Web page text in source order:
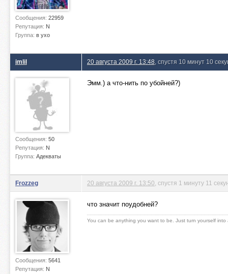
Сообщения: 22959
Репутация: N
Группа: в ухо
imlil
Сообщения: 50
Репутация: N
Группа: Адекваты
20 августа 2009 г. 13:48 , спустя 10 минут 10
Эмм.) а что-нить по убойней?)
Frozzeg
Сообщения: 5641
Репутация: N
20 августа 2009 г. 13:50 , спустя 1 минуту 11
что значит поудобней?
You can be anything you want to be. Just turn yourself